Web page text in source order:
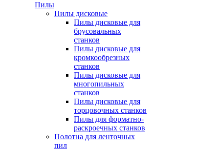
Пилы
Пилы дисковые
Пилы дисковые для
брусовальных
станков
Пилы дисковые для
кромкообрезных
станков
Пилы дисковые для
многопильных
станков
Пилы дисковые для
торцовочных станков
Пилы для форматно-
раскроечных станков
Полотна для ленточных
пил